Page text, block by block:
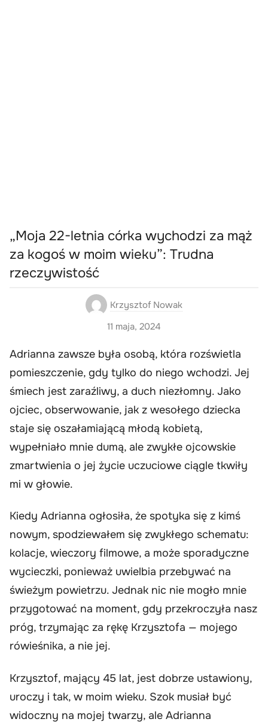
„Moja 22-letnia córka wychodzi za mąż
za kogoś w moim wieku”: Trudna
rzeczywistość
Krzysztof Nowak
11 maja, 2024
Adrianna zawsze była osobą, która rozświetla
pomieszczenie, gdy tylko do niego wchodzi. Jej
śmiech jest zaraźliwy, a duch niezłomny. Jako
ojciec, obserwowanie, jak z wesołego dziecka
staje się oszałamiającą młodą kobietą,
wypełniało mnie dumą, ale zwykłe ojcowskie
zmartwienia o jej życie uczuciowe ciągle tkwiły
mi w głowie.
Kiedy Adrianna ogłosiła, że spotyka się z kimś
nowym, spodziewałem się zwykłego schematu:
kolacje, wieczory filmowe, a może sporadyczne
wycieczki, ponieważ uwielbia przebywać na
świeżym powietrzu. Jednak nic nie mogło mnie
przygotować na moment, gdy przekroczyła nasz
próg, trzymając za rękę Krzysztofa — mojego
rówieśnika, a nie jej.
Krzysztof, mający 45 lat, jest dobrze ustawiony,
uroczy i tak, w moim wieku. Szok musiał być
widoczny na mojej twarzy, ale Adrianna